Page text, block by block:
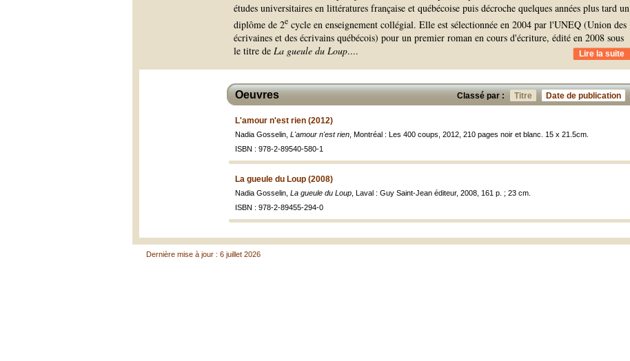
études universitaires en littératures française et québécoise puis décroche quelques années plus tard un
diplôme de 2e cycle en enseignement collégial. Elle est sélectionnée en 2004 par l'UNEQ (Union des
écrivaines et des écrivains québécois) pour un premier roman en cours d'écriture, édité en 2008 sous
le titre de La gueule du Loup.... Lire la suite
Classé par : Titre Date de publication
Oeuvres
L'amour n'est rien (2012)
Nadia Gosselin, L'amour n'est rien , Montréal : Les 400 coups, 2012, 210 pages noir et blanc. 15 x 21.5cm.
ISBN : 978-2-89540-580-1
La gueule du Loup (2008)
Nadia Gosselin, La gueule du Loup , Laval : Guy Saint-Jean éditeur, 2008, 161 p. ; 23 cm.
ISBN : 978-2-89455-294-0
Dernière mise à jour : 6 juillet 2026